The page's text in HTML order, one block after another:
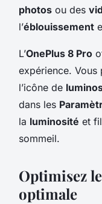
photos ou des
l’éblouissement
L’OnePlus 8 Pro
expérience. Vous
l’icône de
dans les
la luminosité et
sommeil.
Optimisez
optimale